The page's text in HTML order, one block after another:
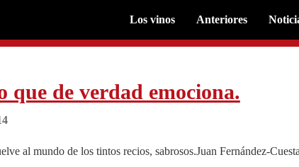
Los vinos Anteriores
que de verdad emociona.
al mundo de los tintos recios, sabrosos.Juan Fernández-